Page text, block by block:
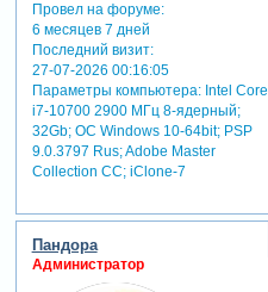
Провел на форуме:
6 месяцев 7 дней
Последний визит:
27-07-2026 00:16:05
Параметры компьютера:Intel Core
i7-10700 2900 МГц 8-ядерный;
32Gb; ОС Windows 10-64bit; PSP
9.0.3797 Rus; Adobe Master
Collection СС; iClone-7
Пандора
Администратор